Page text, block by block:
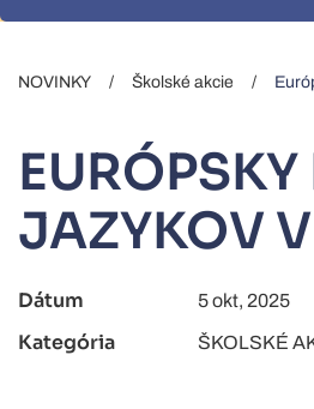
NOVINKY Školské akcie
EURÓPSKY
JAZYKOV
Dátum 5 okt, 2025
Kategória ŠKOLSKÉ